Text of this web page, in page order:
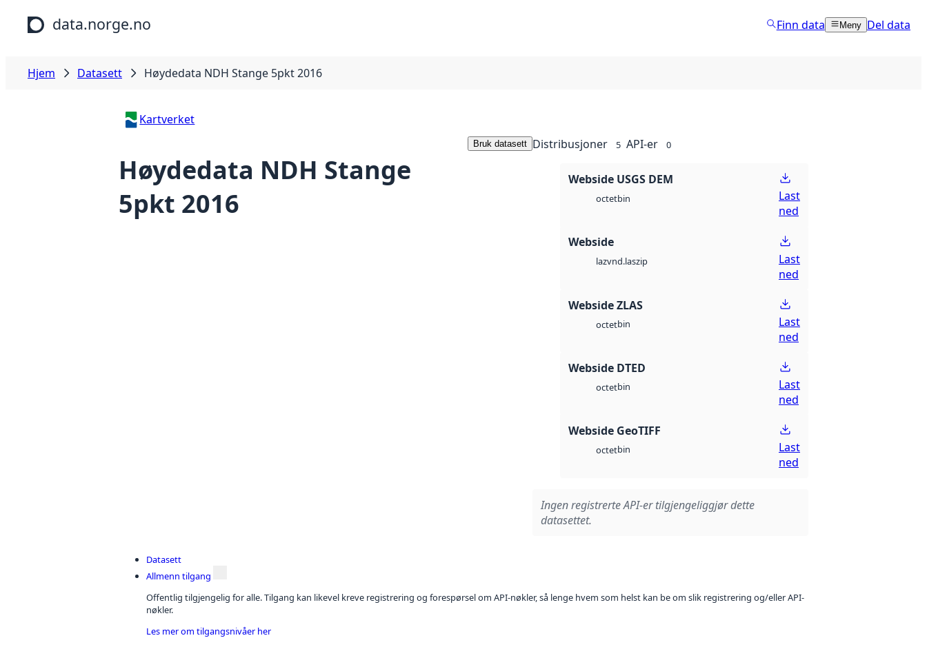
Hopp til hovedinnhold
data.norge.no Finn data Meny Del data
Hjem Datasett Høydedata NDH Stange 5pkt 2016
Kartverket
Høydedata NDH Stange
5pkt 2016
Bruk datasett Distribusjoner 5 API-er 0
Webside USGS DEM
octetbin
Last
ned
Webside
lazvnd.laszip
Last
ned
Webside ZLAS
octetbin
Last
ned
Webside DTED
octetbin
Last
ned
Webside GeoTIFF
octetbin
Last
ned
Ingen registrerte API-er tilgjengeliggjør dette
datasettet.
Datasett
Allmenn tilgang
Offentlig tilgjengelig for alle. Tilgang kan likevel kreve registrering og forespørsel om API-nøkler, så lenge hvem som helst kan be om slik registrering og/eller API-
nøkler.
Les mer om tilgangsnivåer her